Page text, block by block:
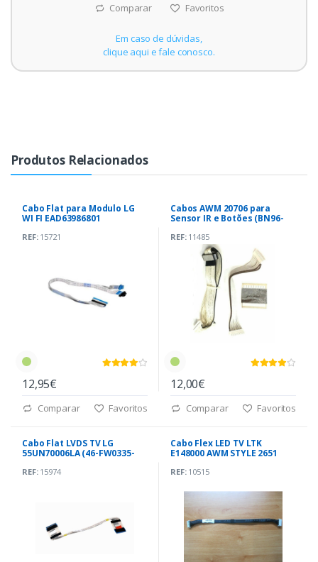
Comparar Favoritos
Em caso de dúvidas,
clique aqui e fale conosco.
Produtos Relacionados
Cabo Flat para Modulo LG
WI FI EAD63986801
REF:15721
12,95€
Comparar Favoritos
Cabos AWM 20706 para
Sensor IR e Botões (BN96-
REF:11485
12,00€
Comparar Favoritos
Cabo Flat LVDS TV LG
55UN70006LA (46-FW0335-
REF:15974
Cabo Flex LED TV LTK
E148000 AWM STYLE 2651
REF:10515